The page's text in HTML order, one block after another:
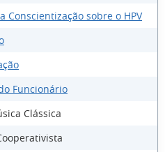
Conscientização sobre o HPV
Funcionário
Clássica